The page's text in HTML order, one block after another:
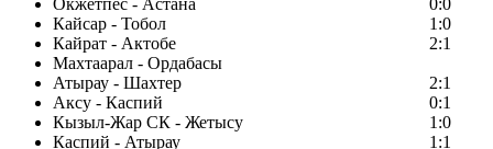
Окжетпес - Астана
0:0
Кайсар - Тобол
1:0
Кайрат - Актобе
2:1
Махтаарал - Ордабасы
Атырау - Шахтер
2:1
Аксу - Каспий
0:1
Кызыл-Жар СК - Жетысу
1:0
Каспий - Атырау
1:1